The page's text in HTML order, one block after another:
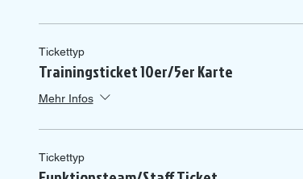
Tickettyp
Trainingsticket 10er/5er Karte
Mehr Infos
Tickettyp